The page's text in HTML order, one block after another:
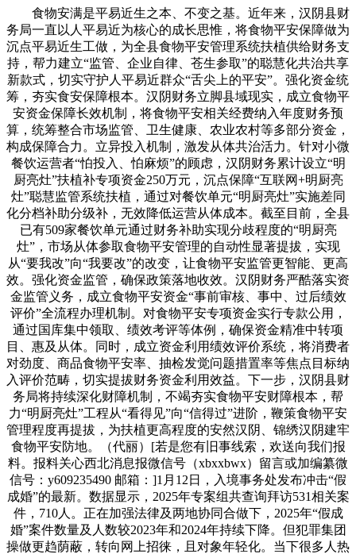
食物安满是平易近生之本、不变之基。近年来，汉阴县财
务局一直以人平易近为核心的成长思惟，将食物平安保障做为
沉点平易近生工做，为全县食物平安管理系统扶植供给财务支
持，帮力建立“监管、企业自律、苍生参取”的聪慧化共治共享
新款式，切实守护人平易近群众“舌尖上的平安”。强化资金统
筹，夯实食安保障根本。汉阴财务立脚县域现实，成立食物平
安资金保障长效机制，将食物平安相关经费纳入年度财务预
算，统筹整合市场监管、卫生健康、农业农村等多部分资金，
构成保障合力。立异投入机制，激发从体共治活力。针对小微
餐饮运营者“怕投入、怕麻烦”的顾虑，汉阴财务累计设立“明
厨亮灶”扶植补专项资金250万元，沉点保障“互联网+明厨亮
灶”聪慧监管系统扶植，通过对餐饮单元“明厨亮灶”实施差同
化分档补助分级补，无效降低运营从体成本。截至目前，全县
已有509家餐饮单元通过财务补助实现分歧程度的“明厨亮
灶”，市场从体参取食物平安管理的自动性显著提拔，实现
从“要我改”向“我要改”的改变，让食物平安监管更智能、更高
效。强化资金监管，确保政策落地收效。汉阴财务严酷落实资
金监管义务，成立食物平安资金“事前审核、事中、过后绩效
评价”全流程办理机制。对食物平安专项资金实行专款公用，
通过国库集中领取、绩效考评等体例，确保资金精准中转项
目、惠及从体。同时，成立资金利用绩效评价系统，将消费者
对劲度、商品食物平安率、抽检发觉问题措置率等焦点目标纳
入评价范畴，切实提拔财务资金利用效益。下一步，汉阴县财
务局将持续深化财障机制，不竭夯实食物平安财障根本，帮
力“明厨亮灶”工程从“看得见”向“信得过”进阶，鞭策食物平安
管理程度再提拔，为扶植更高程度的安然汉阴、锦绣汉阴建牢
食物平安防地。（代丽）[若是您有旧事线索，欢送向我们报
料。报料关心西北消息报微信号（xbxxbwx）留言或加编纂微
信号：y609235490 邮箱：]1月12日，入境事务处发布冲击“假
成婚”的最新。数据显示，2025年专案组共查询拜访531相关案
件，710人。正在加强法律及两地协同合做下，2025年“假成
婚”案件数量及人数较2023年和2024年持续下降。但犯罪集团
操做更趋荫蔽，转向网上招徕，且对象年轻化。当下很多人热